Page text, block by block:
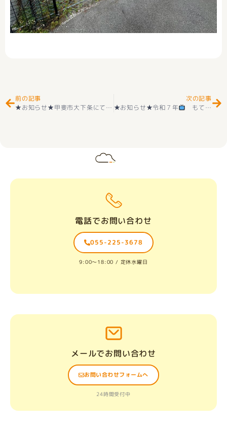
前の記事
★お知らせ★甲斐市大下条にて住宅用地販売開始(‘ω’)ノ
次の記事
★お知らせ★令和７年
もてぎ不動産は24時間テレビに協賛しております
電話でお問い合わせ
055-225-3678
9:00〜18:00 / 定休水曜日
メールでお問い合わせ
お問い合わせフォームへ
24時間受付中